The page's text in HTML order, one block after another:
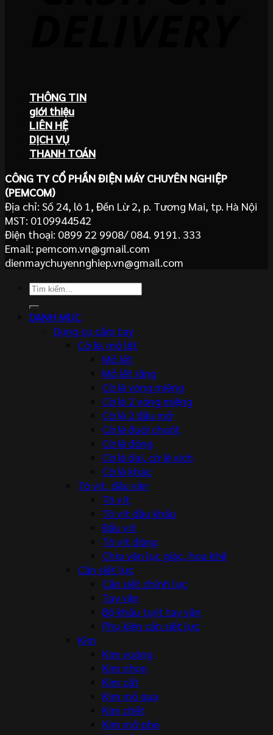
THÔNG TIN
giới thiệu
LIÊN HỆ
DỊCH VỤ
THANH TOÁN
CÔNG TY CỔ PHẦN ĐIỆN MÁY CHUYÊN NGHIỆP
(PEMCOM)
Địa chỉ: Số 24, lô 1, Đền Lừ 2, p. Tương Mai, tp. Hà Nội
MST: 0109944542
Điện thoại: 0899 22 9908/ 084. 9191. 333
Email: pemcom.vn@gmail.com
dienmaychuyennghiep.vn@gmail.com
Tìm
DANH MỤC
Dụng cụ cầm tay
Cờ lê, mỏ lết
Mỏ lết
Mỏ lết răng
Cờ lê vòng miệng
Cờ lê 2 vòng miệng
Cờ lê 2 đầu mở
Cờ lê đuôi chuột
Cờ lê đóng
Cờ lê đai, cờ lê xích
Cờ lê khác
Tô vít, đầu vặn
Tô vít
Tô vít đầu khẩu
Đầu vít
Tô vít đóng
Chìa vặn lục giác, hoa khế
Cần siết lực
Cần siết chỉnh lực
Tay vặn
Bộ khẩu tuýt tay vặn
Phụ kiện cần siết lực
Kìm
Kìm vuông
Kìm nhọn
Kìm cắt
Kìm mỏ quạ
Kìm chết
Kìm mở phe